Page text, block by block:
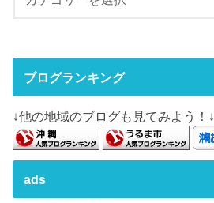
ブログランキング
↓他の地域のブログも見てみよう！↓
ads